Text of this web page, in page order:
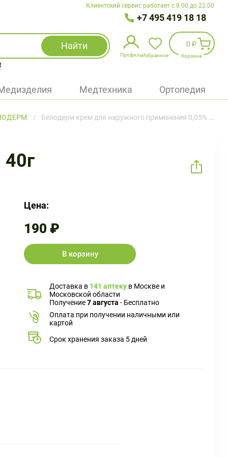
Клиентский сервис работает с 8.00 до 22.00
+7 495 419 18 18
Найти
Медицинская техника (приборы)
Профиль
Избранное
Войти
Избранное
0 ₽
Корзина
Медтехника Ортопедия
Белодерм крем для наружного применения 0,05% 40г
Цена:
190 ₽
В корзину
Доставка в 141 аптеку в Москве и
Московской области
Получение7 августа - Бесплатно
Оплата при получении наличными или
картой
Срок хранения заказа 5 дней